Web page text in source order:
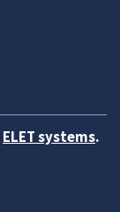
ELET systems.